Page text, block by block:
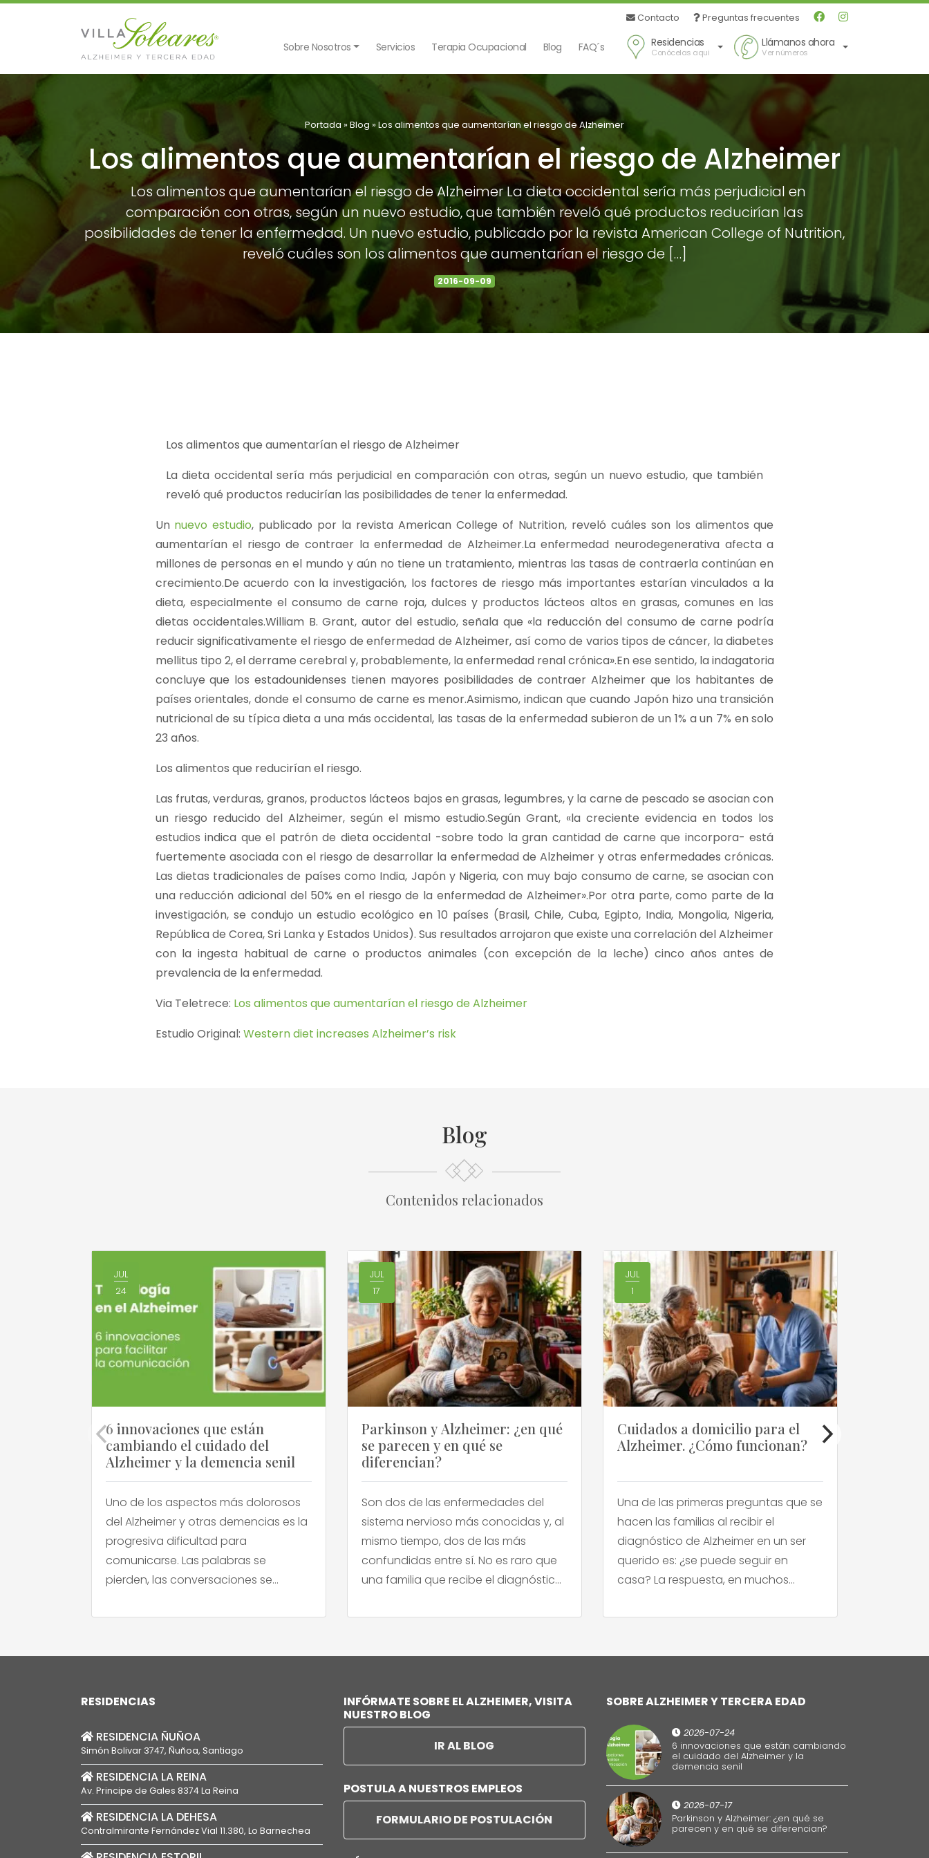
Contacto Preguntas frecuentes
Sobre Nosotros Servicios Terapia Ocupacional Blog FAQ´s Residencias
Conócelas aqui
Llámanos ahora
Ver números
Portada » Blog »Los alimentos que aumentarían el riesgo de Alzheimer
Los alimentos que aumentarían el riesgo de Alzheimer
Los alimentos que aumentarían el riesgo de Alzheimer La dieta occidental sería más perjudicial en
comparación con otras, según un nuevo estudio, que también reveló qué productos reducirían las
posibilidades de tener la enfermedad. Un nuevo estudio, publicado por la revista American College of Nutrition,
reveló cuáles son los alimentos que aumentarían el riesgo de […]
2016-09-09
Los alimentos que aumentarían el riesgo de Alzheimer
La dieta occidental sería más perjudicial en comparación con otras, según un nuevo estudio, que también
reveló qué productos reducirían las posibilidades de tener la enfermedad.
Un nuevo estudio, publicado por la revista American College of Nutrition, reveló cuáles son los alimentos que
aumentarían el riesgo de contraer la enfermedad de Alzheimer.La enfermedad neurodegenerativa afecta a
millones de personas en el mundo y aún no tiene un tratamiento, mientras las tasas de contraerla continúan en
crecimiento.De acuerdo con la investigación, los factores de riesgo más importantes estarían vinculados a la
dieta, especialmente el consumo de carne roja, dulces y productos lácteos altos en grasas, comunes en las
dietas occidentales.William B. Grant, autor del estudio, señala que «la reducción del consumo de carne podría
reducir significativamente el riesgo de enfermedad de Alzheimer, así como de varios tipos de cáncer, la diabetes
mellitus tipo 2, el derrame cerebral y, probablemente, la enfermedad renal crónica».En ese sentido, la indagatoria
concluye que los estadounidenses tienen mayores posibilidades de contraer Alzheimer que los habitantes de
países orientales, donde el consumo de carne es menor.Asimismo, indican que cuando Japón hizo una transición
nutricional de su típica dieta a una más occidental, las tasas de la enfermedad subieron de un 1% a un 7% en solo
23 años.
Los alimentos que reducirían el riesgo.
Las frutas, verduras, granos, productos lácteos bajos en grasas, legumbres, y la carne de pescado se asocian con
un riesgo reducido del Alzheimer, según el mismo estudio.Según Grant, «la creciente evidencia en todos los
estudios indica que el patrón de dieta occidental -sobre todo la gran cantidad de carne que incorpora- está
fuertemente asociada con el riesgo de desarrollar la enfermedad de Alzheimer y otras enfermedades crónicas.
Las dietas tradicionales de países como India, Japón y Nigeria, con muy bajo consumo de carne, se asocian con
una reducción adicional del 50% en el riesgo de la enfermedad de Alzheimer».Por otra parte, como parte de la
investigación, se condujo un estudio ecológico en 10 países (Brasil, Chile, Cuba, Egipto, India, Mongolia, Nigeria,
República de Corea, Sri Lanka y Estados Unidos). Sus resultados arrojaron que existe una correlación del Alzheimer
con la ingesta habitual de carne o productos animales (con excepción de la leche) cinco años antes de
prevalencia de la enfermedad.
Via Teletrece: Los alimentos que aumentarían el riesgo de Alzheimer
Estudio Original: Western diet increases Alzheimer’s risk
Blog
Contenidos relacionados
JUL
24
6 innovaciones que están
cambiando el cuidado del
Alzheimer y la demencia senil
Uno de los aspectos más dolorosos
del Alzheimer y otras demencias es la
progresiva dificultad para
comunicarse. Las palabras se
pierden, las conversaciones se
que, poco a poco, van perdiendo el
querido. Frente a esto, en los últimos
JUL
17
Parkinson y Alzheimer: ¿en qué
se parecen y en qué se
diferencian?
Son dos de las enfermedades del
sistema nervioso más conocidas y, al
mismo tiempo, dos de las más
confundidas entre sí. No es raro que
una familia que recibe el diagnóstico
que ver con el Parkinson, o que
Parkinson noten síntomas que les […]
JUL
1
Cuidados a domicilio para el
Alzheimer. ¿Cómo funcionan?
Una de las primeras preguntas que se
hacen las familias al recibir el
diagnóstico de Alzheimer en un ser
querido es: ¿se puede seguir en
casa? La respuesta, en muchos
que para muchas personas y en
enfermedad, quedarse en el entorno
RESIDENCIAS
RESIDENCIA ÑUÑOA
Simón Bolivar 3747, Ñuñoa, Santiago
RESIDENCIA LA REINA
Av. Principe de Gales 8374 La Reina
RESIDENCIA LA DEHESA
Contralmirante Fernández Vial 11.380, Lo Barnechea
INFÓRMATE SOBRE EL ALZHEIMER, VISITA
NUESTRO BLOG
IR AL BLOG
POSTULA A NUESTROS EMPLEOS
FORMULARIO DE POSTULACIÓN
SOBRE ALZHEIMER Y TERCERA EDAD
2026-07-24
6 innovaciones que están cambiando
el cuidado del Alzheimer y la
demencia senil
2026-07-17
Parkinson y Alzheimer: ¿en qué se
parecen y en qué se diferencian?